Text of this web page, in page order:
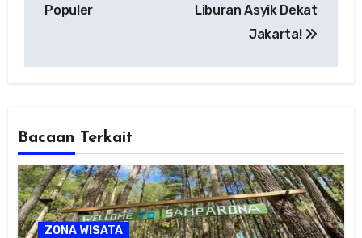
Populer
Liburan Asyik Dekat
Jakarta!
Bacaan Terkait
ZONA WISATA